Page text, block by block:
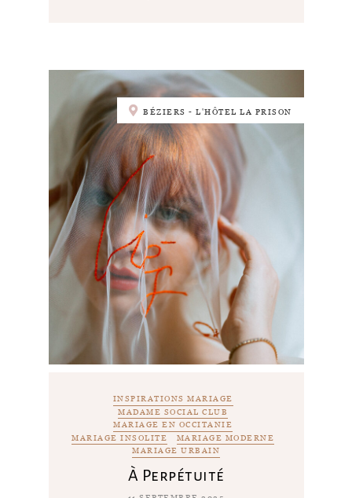
BÉZIERS - L'HÔTEL LA PRISON
INSPIRATIONS MARIAGE
MADAME SOCIAL CLUB
MARIAGE EN OCCITANIE
MARIAGE INSOLITE
MARIAGE MODERNE
MARIAGE URBAIN
À Perpétuité